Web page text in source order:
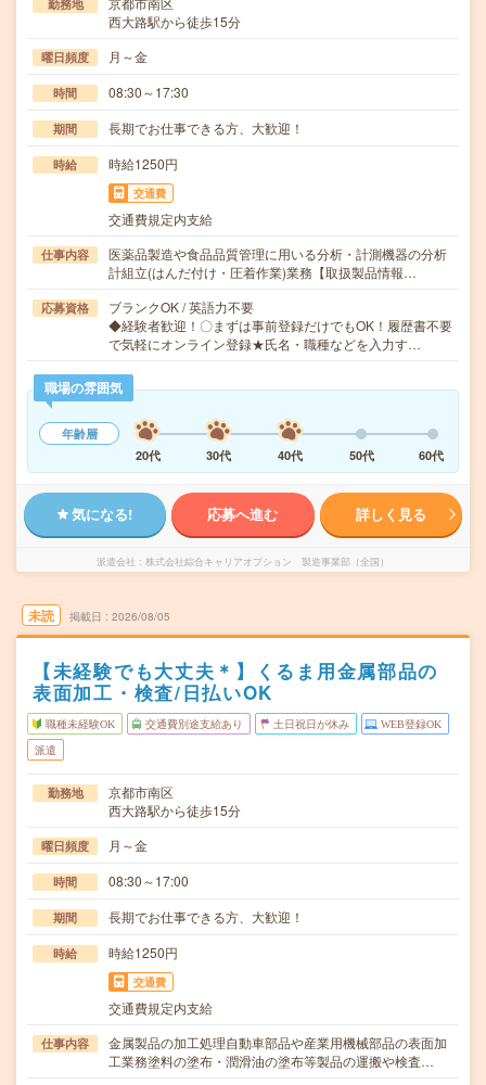
勤務地
西大路駅から徒歩15分
曜日頻度 月～金
時間 08:30～17:30
期間 長期でお仕事できる方、大歓迎！
時給 時給1250円
交通費
交通費規定内支給
仕事内容
医薬品製造や食品品質管理に用いる分析・計測機器の分析
計組立(はんだ付け・圧着作業)業務【取扱製品情報…
応募資格
ブランクOK / 英語力不要
◆経験者歓迎！〇まずは事前登録だけでもOK！履歴書不要
で気軽にオンライン登録★氏名・職種などを入力す…
職場の雰囲気
年齢層
20代
30代 40代 50代 60代
気になる! 応募へ進む 詳しく見る
派遣会社 株式会社綜合キャリアオプション 製造事業部（全国）
未読 掲載日 2026/08/05
【未経験でも大丈夫＊】くるま用金属部品の
表面加工・検査/日払いOK
職種未経験OK 交通費別途支給あり 土日祝日が休み WEB登録OK
派遣
勤務地
京都市南区
西大路駅から徒歩15分
曜日頻度 月～金
時間 08:30～17:00
期間 長期でお仕事できる方、大歓迎！
時給 時給1250円
交通費
交通費規定内支給
仕事内容
金属製品の加工処理自動車部品や産業用機械部品の表面加
工業務塗料の塗布・潤滑油の塗布等製品の運搬や検査…